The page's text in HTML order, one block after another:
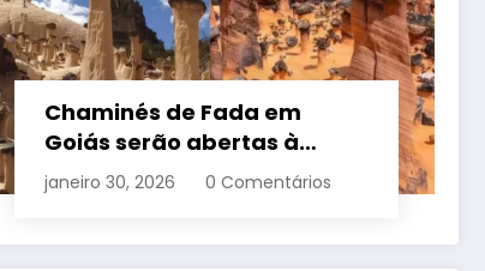
Chaminés de Fada em
Goiás serão abertas à
visitação controlada
janeiro 30, 2026 0 Comentários